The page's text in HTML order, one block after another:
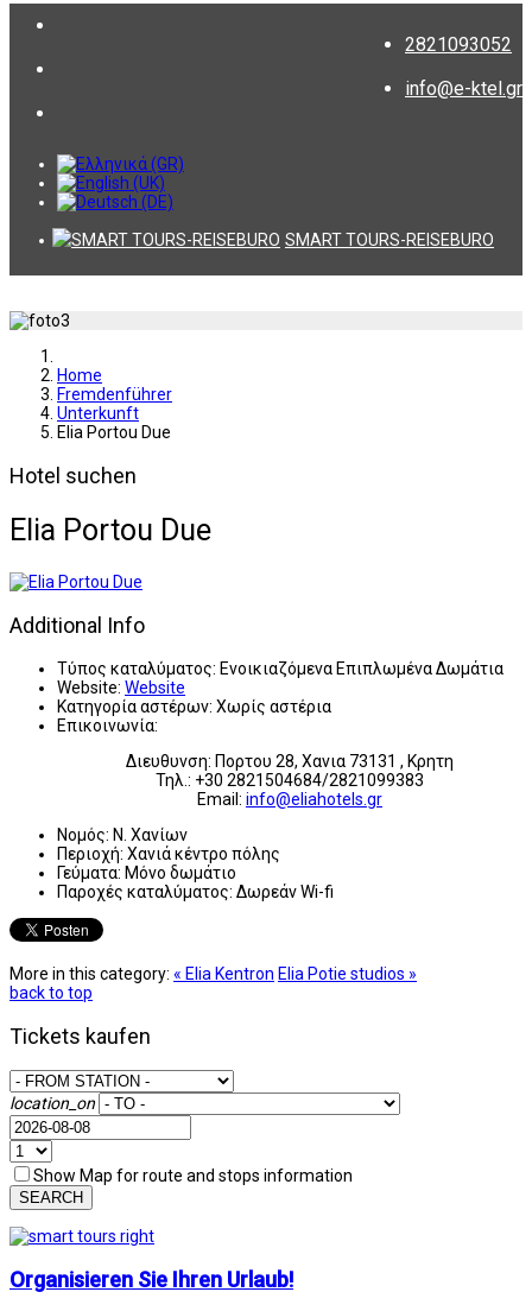
2821093052
info@e-ktel.gr
SMART TOURS-REISEBURO
Home
Fremdenführer
Unterkunft
Elia Portou Due
Hotel suchen
Elia Portou Due
Additional Info
Τύπος καταλύματος: Ενοικιαζόμενα Επιπλωμένα Δωμάτια
Website: Website
Κατηγορία αστέρων: Χωρίς αστέρια
Επικοινωνία:
Διευθυνση: Πορτου 28, Χανια 73131 , Κρητη
Τηλ.: +30 2821504684/2821099383
Email: info@eliahotels.gr
Νομός: Ν. Χανίων
Περιοχή: Χανιά κέντρο πόλης
Γεύματα: Μόνο δωμάτιο
Παροχές καταλύματος: Δωρεάν Wi-fi
More in this category: « Elia Kentron Elia Potie studios »
back to top
Tickets kaufen
location_on
Show Map for route and stops information
SEARCH
Organisieren Sie Ihren Urlaub!